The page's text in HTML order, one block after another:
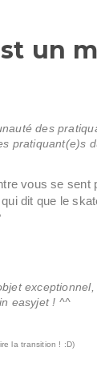
un
des
pratiquant(e)s
vous se sent
dit que le
easyjet ! ^^
la transition ! :D)